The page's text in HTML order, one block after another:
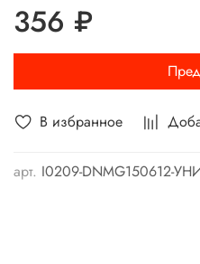
В избранное
арт. I0209-DNMG150612-
356 ₽